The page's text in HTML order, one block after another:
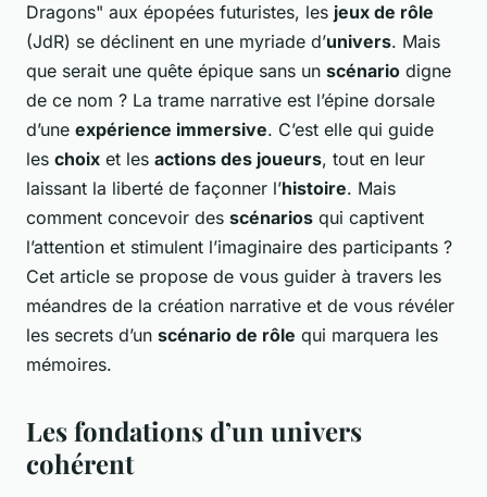
Dragons" aux épopées futuristes, les jeux de rôle
(JdR) se déclinent en une myriade d’univers. Mais
que serait une quête épique sans un scénario digne
de ce nom ? La trame narrative est l’épine dorsale
d’une expérience immersive. C’est elle qui guide
les choix et les actions des joueurs, tout en leur
laissant la liberté de façonner l’histoire. Mais
comment concevoir des scénarios qui captivent
l’attention et stimulent l’imaginaire des participants ?
Cet article se propose de vous guider à travers les
méandres de la création narrative et de vous révéler
les secrets d’un scénario de rôle qui marquera les
mémoires.
Les fondations d’un univers
cohérent